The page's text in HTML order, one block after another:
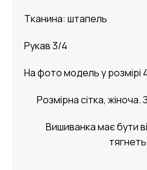
Тканина: штапель
Рукав 3/4
На фото модель у розмірі
Розмірна сітка,
Вишиванка має бути